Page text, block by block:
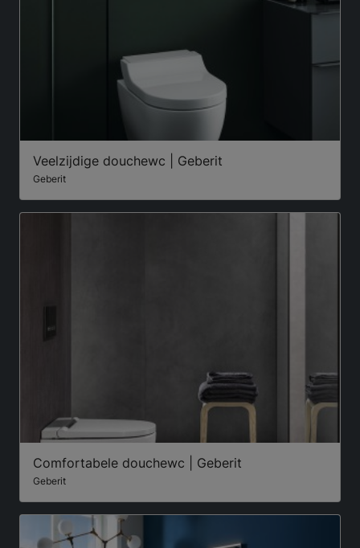
Veelzijdige douchewc | Geberit
Geberit
Comfortabele douchewc | Geberit
Geberit